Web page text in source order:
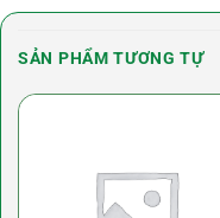
SẢN PHẨM TƯƠNG TỰ